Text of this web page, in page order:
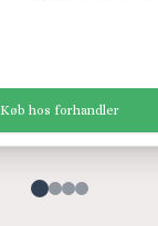
Køb hos forhandler